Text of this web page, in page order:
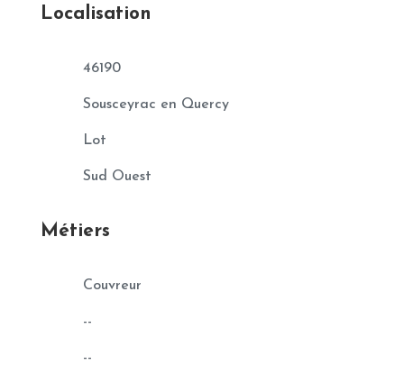
Localisation
46190
Sousceyrac en Quercy
Lot
Sud Ouest
Métiers
Couvreur
--
--